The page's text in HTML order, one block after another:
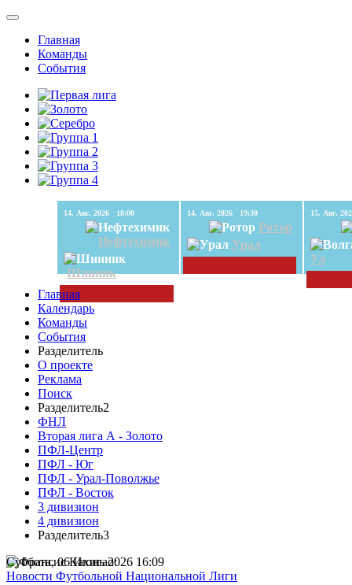
Главная
Команды
События
14. Авг. 2026 18:00
Нефтехимик
Шинник
14. Авг. 2026 19:30
Ротор
Урал
Ул
Главная
Календарь
Команды
События
Разделитель
О проекте
Реклама
Поиск
Разделитель2
ФНЛ
Вторая лига А - Золото
ПФЛ-Центр
ПФЛ - Юг
ПФЛ - Урал-Поволжье
ПФЛ - Восток
3 дивизион
4 дивизион
Разделитель3
Суббота, 06 Июнь 2026 16:09
Новости Футбольной Национальной Лиги